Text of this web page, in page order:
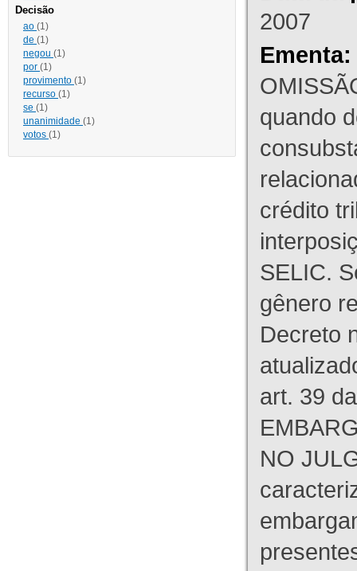
Decisão
ao (1)
de (1)
negou (1)
por (1)
provimento (1)
recurso (1)
se (1)
unanimidade (1)
votos (1)
2007
Ementa:
quando
crédito
SELIC.
gênero
Decreto
art. 39
NO